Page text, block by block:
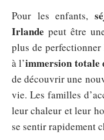
Pour les enfants,
Irlande peut être
plus de
à l’immersion totale
de découvrir une
vie. Les familles
leur chaleur et leur
se sentir rapidement